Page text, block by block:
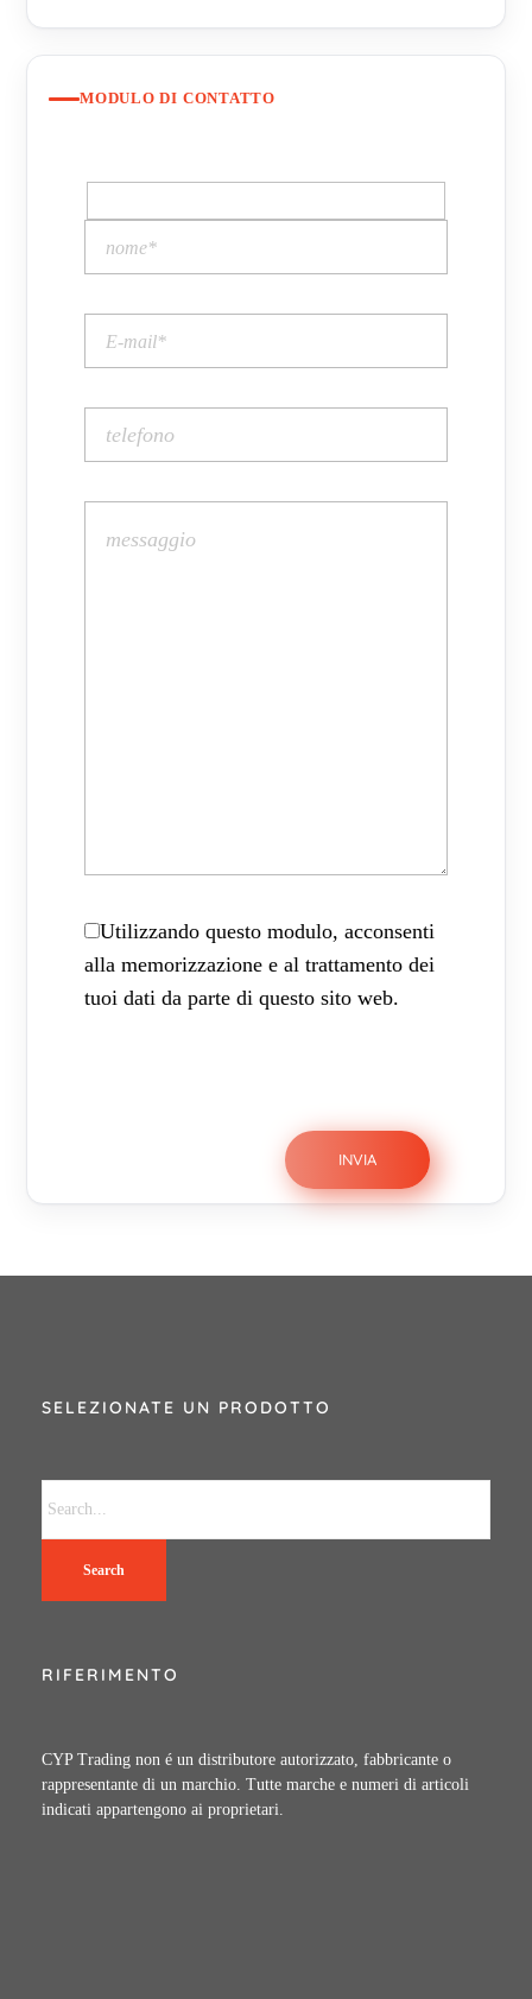
MODULO DI CONTATTO
Utilizzando questo modulo, acconsenti
alla memorizzazione e al trattamento dei
tuoi dati da parte di questo sito web.
SELEZIONATE UN PRODOTTO
Search
RIFERIMENTO
CYP Trading non é un distributore autorizzato, fabbricante o
rappresentante di un marchio. Tutte marche e numeri di articoli
indicati appartengono ai proprietari.